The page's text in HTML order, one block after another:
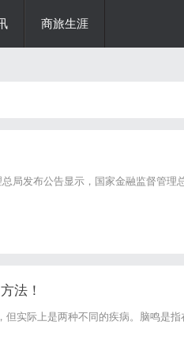
商旅生涯
局发布公告显示，国家金融监督管理
法！
但实际上是两种不同的疾病。脑鸣是指